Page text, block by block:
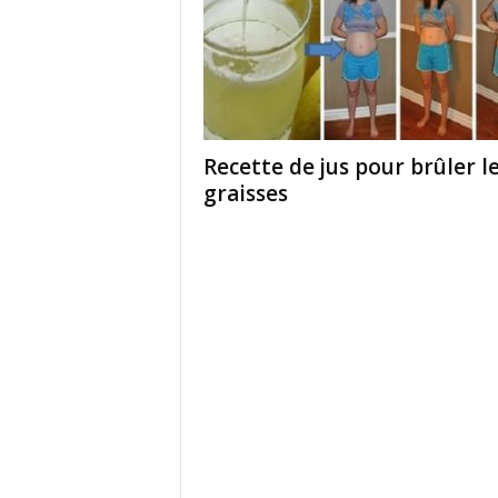
Recette de jus pour brûler
graisses